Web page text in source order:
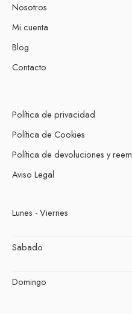
Nosotros
Mi cuenta
Blog
Contacto
Política de privacidad
Política de Cookies
Política de devoluciones y
Aviso Legal
Lunes - Viernes
Sabado
Domingo